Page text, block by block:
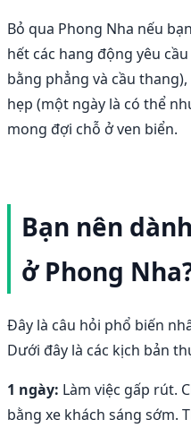
Bỏ qua Phong Nha nếu
hết các hang động yêu
bằng phẳng và cầu
hẹp (một ngày là có thể
mong đợi chỗ ở ven biển.
Bạn nên
ở Phong
Đây là câu hỏi phổ biến
Dưới đây là các kịch bản
1 ngày: Làm việc gấp rút.
bằng xe khách sáng sớm.